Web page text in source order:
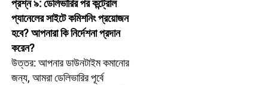
প্রশ্ন ৯: ডেলিভারির পর কন্ট্রোল
প্যানেলের সাইটে কমিশনিং প্রয়োজন
হবে? আপনারা কি নির্দেশনা প্রদান
করেন?
উত্তর: আপনার ডাউনটাইম কমানোর
জন্য, আমরা ডেলিভারির পূর্বে